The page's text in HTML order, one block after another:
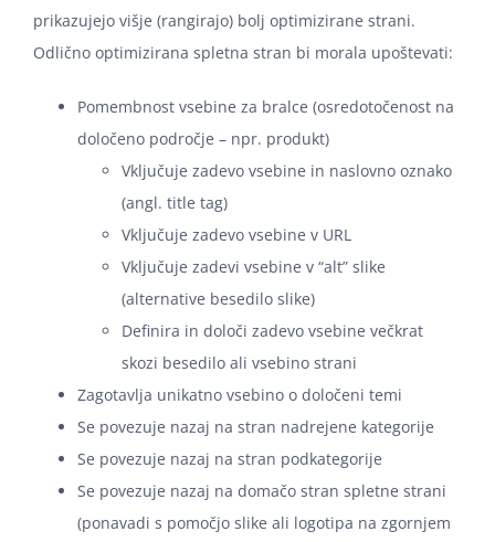
prikazujejo višje (rangirajo) bolj optimizirane strani.
Odlično optimizirana spletna stran bi morala upoštevati:
Pomembnost vsebine za bralce (osredotočenost na
določeno področje – npr. produkt)
Vključuje zadevo vsebine in naslovno oznako
(angl. title tag)
Vključuje zadevo vsebine v URL
Vključuje zadevi vsebine v “alt” slike
(alternative besedilo slike)
Definira in določi zadevo vsebine večkrat
skozi besedilo ali vsebino strani
Zagotavlja unikatno vsebino o določeni temi
Se povezuje nazaj na stran nadrejene kategorije
Se povezuje nazaj na stran podkategorije
Se povezuje nazaj na domačo stran spletne strani
(ponavadi s pomočjo slike ali logotipa na zgornjem